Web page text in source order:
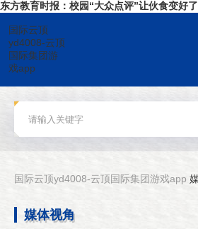
东方教育时报：校园“大众点评”让伙食变好
国际云顶
yd4008-云顶
国际集团游
戏app
国际云顶yd4008-云顶国际集团游戏app
媒体视角